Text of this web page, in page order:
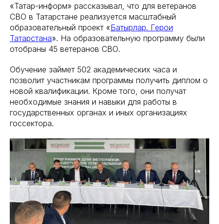
«Татар-информ» рассказывал, что для ветеранов
СВО в Татарстане реализуется масштабный
образовательный проект «Батырлар. Герои
Татарстана». На образовательную программу были
отобраны 45 ветеранов СВО.
Обучение займет 502 академических часа и
позволит участникам программы получить диплом о
новой квалификации. Кроме того, они получат
необходимые знания и навыки для работы в
государственных органах и иных организациях
госсектора.